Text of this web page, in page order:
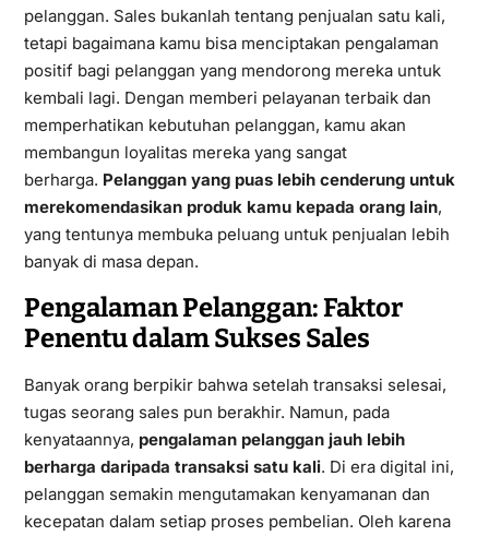
pelanggan. Sales bukanlah tentang penjualan satu kali,
tetapi bagaimana kamu bisa menciptakan pengalaman
positif bagi pelanggan yang mendorong mereka untuk
kembali lagi. Dengan memberi pelayanan terbaik dan
memperhatikan kebutuhan pelanggan, kamu akan
membangun loyalitas mereka yang sangat
berharga. Pelanggan yang puas lebih cenderung untuk
merekomendasikan produk kamu kepada orang lain,
yang tentunya membuka peluang untuk penjualan lebih
banyak di masa depan.
Pengalaman Pelanggan: Faktor
Penentu dalam Sukses Sales
Banyak orang berpikir bahwa setelah transaksi selesai,
tugas seorang sales pun berakhir. Namun, pada
kenyataannya, pengalaman pelanggan jauh lebih
berharga daripada transaksi satu kali. Di era digital ini,
pelanggan semakin mengutamakan kenyamanan dan
kecepatan dalam setiap proses pembelian. Oleh karena